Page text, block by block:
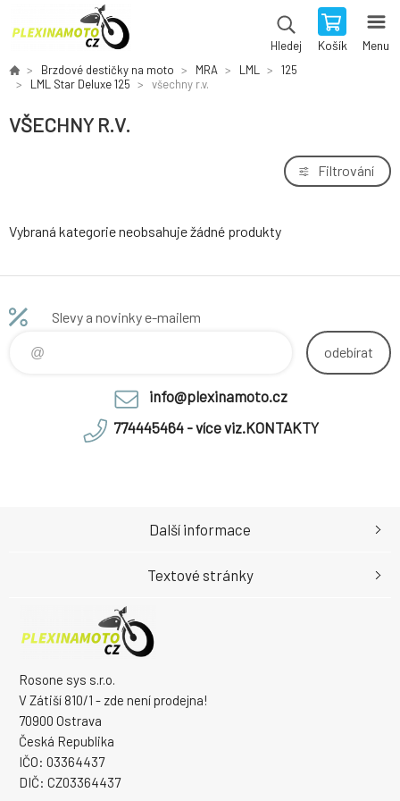
Hledej Košík Menu
Brzdové destičky na moto MRA LML
125
LML Star Deluxe 125
všechny r.v.
VŠECHNY R.V.
Filtrování
Vybraná kategorie neobsahuje žádné produkty
Slevy a novinky e-mailem
odebírat
info@plexinamoto.cz
774445464 - více viz.KONTAKTY
Rosone sys s.r.o.
V Zátiší 810/1 - zde není prodejna!
70900 Ostrava
Česká Republika
IČO: 03364437
DIČ: CZ03364437
Další informace
Textové stránky